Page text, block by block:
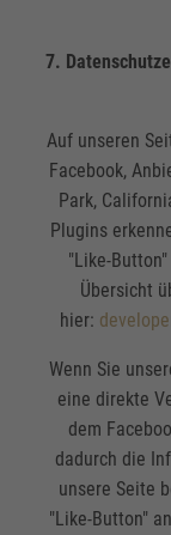
7.
Auf unseren
Facebook,
Park,
Plugins
"Like-
Übersicht
hier:
Wenn Sie
eine direkte
dem
dadurch die
unsere Seite
"Like-Button"